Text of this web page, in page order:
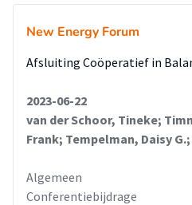
New Energy Forum
Afsluiting Coöperatief in
2023-06-22
van der Schoor, Tineke;
Frank; Tempelman, Daisy
Algemeen
Conferentiebijdrage